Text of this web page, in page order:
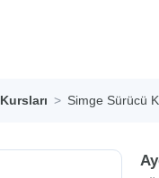
Simge Sürücü